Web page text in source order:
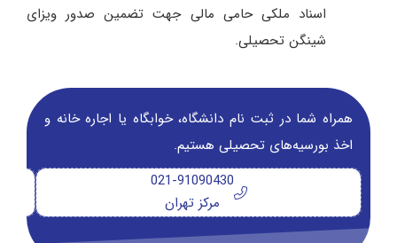
اسناد ملکی حامی مالی جهت تضمین صدور ویزای
شینگن تحصیلی.
همراه شما در ثبت نام دانشگاه‌، خوابگاه یا اجاره خانه و
اخذ بورسیه‌های تحصیلی هستیم.
021-91090430
مرکز تهران